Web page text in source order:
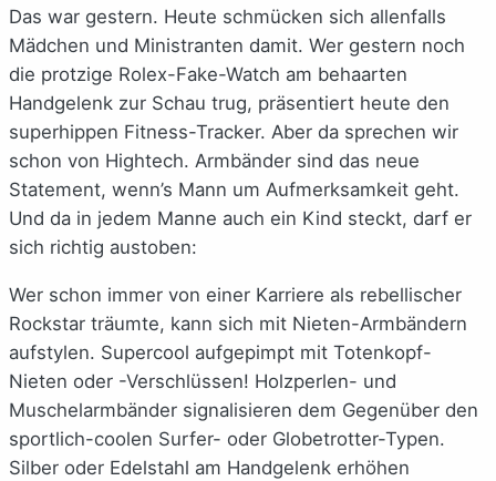
Das war gestern. Heute schmücken sich allenfalls
Mädchen und Ministranten damit. Wer gestern noch
die protzige Rolex-Fake-Watch am behaarten
Handgelenk zur Schau trug, präsentiert heute den
superhippen Fitness-Tracker. Aber da sprechen wir
schon von Hightech. Armbänder sind das neue
Statement, wenn’s Mann um Aufmerksamkeit geht.
Und da in jedem Manne auch ein Kind steckt, darf er
sich richtig austoben:
Wer schon immer von einer Karriere als rebellischer
Rockstar träumte, kann sich mit Nieten-Armbändern
aufstylen. Supercool aufgepimpt mit Totenkopf-
Nieten oder -Verschlüssen! Holzperlen- und
Muschelarmbänder signalisieren dem Gegenüber den
sportlich-coolen Surfer- oder Globetrotter-Typen.
Silber oder Edelstahl am Handgelenk erhöhen